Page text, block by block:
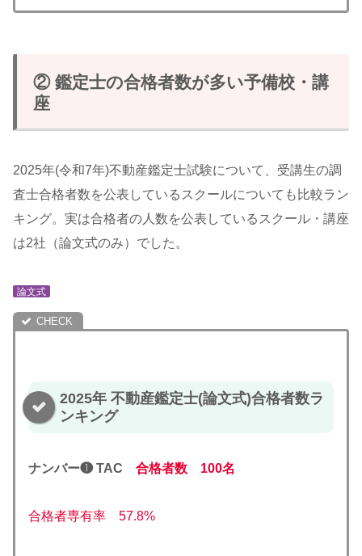
トを目指します。講座概要と阿部講師、メ
② 鑑定士の合格者数が多い予備校・講
座
2025年(令和7年)不動産鑑定士試験について、受講生の調
査士合格者数を公表しているスクールについても比較ラン
キング。実は合格者の人数を公表しているスクール・講座
は2社（論文式のみ）でした。
論文式
2025年 不動産鑑定士(論文式)合格者数ラ
ンキング
ナンバー❶ TAC 合格者数 100名
合格者専有率 57.8%